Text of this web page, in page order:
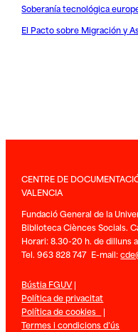
Soberanía tecnológica
El Pacto sobre Migración y
CENTRE DE
VALENCIA
Fundació General de la
Biblioteca Ciènces Socials.
Horari: 8.30-20 h. de dilluns
Tel. 963 828 747 E-mail:
Bústia FGUV|
Política de privacitat
Política de cookies |
Termes i condicions d’ús